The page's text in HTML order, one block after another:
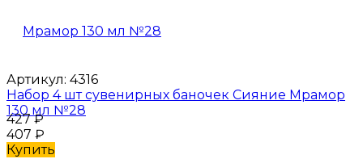
Артикул: 4316
Набор 4 шт сувенирных баночек Сияние Мрамор
130 мл №28
427₽
407 ₽
Купить